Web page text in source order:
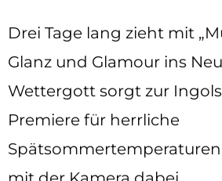
Drei Tage lang zieht mit
Glanz und Glamour ins
Wettergott sorgt zur
Premiere für herrliche